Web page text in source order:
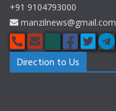
+91 9104793000
manzilnews@gmail.com
Direction to Us